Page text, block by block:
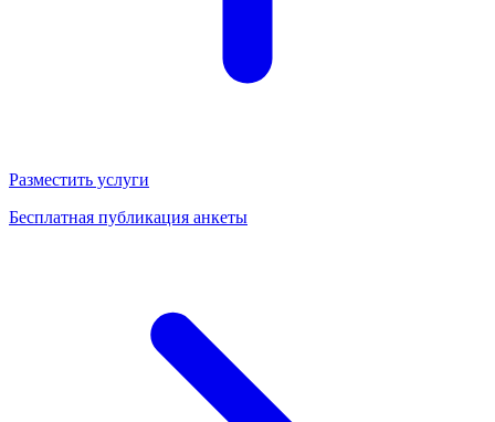
Разместить услуги
Бесплатная публикация анкеты